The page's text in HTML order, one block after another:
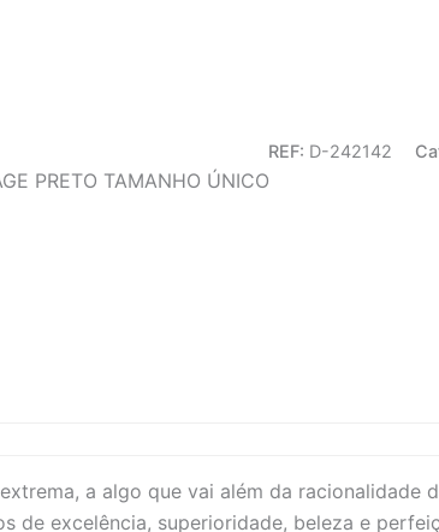
REF: D-242142
PRETO TAMANHO ÚNICO
a algo que vai além da
de excelência, superioridade, beleza e